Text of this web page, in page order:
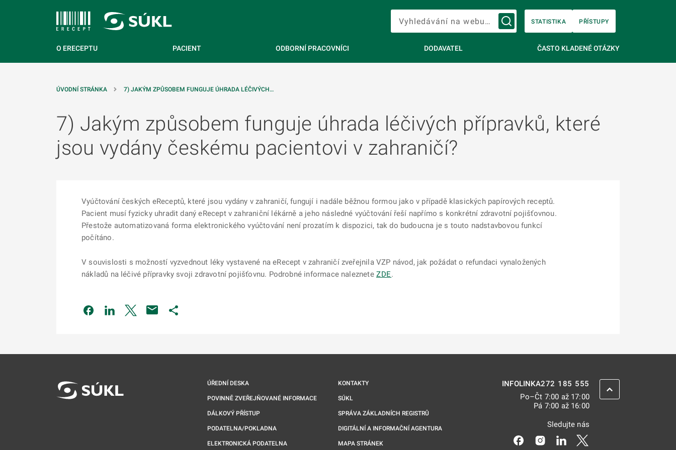
Vyhledávání na webu…
STATISTIKA PŘÍSTUPY
O ERECEPTU PACIENT ODBORNÍ PRACOVNÍCI DODAVATEL ČASTO KLADENÉ OTÁZKY
ÚVODNÍ STRÁNKA 7) JAKÝM ZPŮSOBEM FUNGUJE ÚHRADA LÉČIVÝCH…
7) Jakým způsobem funguje úhrada léčivých přípravků, které
jsou vydány českému pacientovi v zahraničí?
Vyúčtování českých eReceptů, které jsou vydány v zahraničí, fungují i nadále běžnou formou jako v případě klasických papírových receptů.
Pacient musí fyzicky uhradit daný eRecept v zahraniční lékárně a jeho následné vyúčtování řeší napřímo s konkrétní zdravotní pojišťovnou.
Přestože automatizovaná forma elektronického vyúčtování není prozatím k dispozici, tak do budoucna je s touto nadstavbovou funkcí
počítáno.
V souvislosti s možností vyzvednout léky vystavené na eRecept v zahraničí zveřejnila VZP návod, jak požádat o refundaci vynaložených
nákladů na léčivé přípravky svoji zdravotní pojišťovnu. Podrobné informace naleznete ZDE.
Odkaz se otevře na nové kartě
Odkaz se otevře na nové kartě
Odkaz se otevře na nové kartě
ÚŘEDNÍ DESKA
POVINNĚ ZVEŘEJŇOVANÉ INFORMACE
DÁLKOVÝ PŘÍSTUP
PODATELNA/POKLADNA
ELEKTRONICKÁ PODATELNA
KONTAKTY
SÚKL
SPRÁVA ZÁKLADNÍCH REGISTRŮ
DIGITÁLNÍ A INFORMAČNÍ AGENTURA
MAPA STRÁNEK
INFOLINKA272 185 555
Po–Čt 7:00 až 17:00
Pá 7:00 až 16:00
Sledujte nás
Odkaz se otevře na nové kartě
Odkaz se otevře na nové kartě
Odkaz se otevře na nové
ZPĚT NAHORU